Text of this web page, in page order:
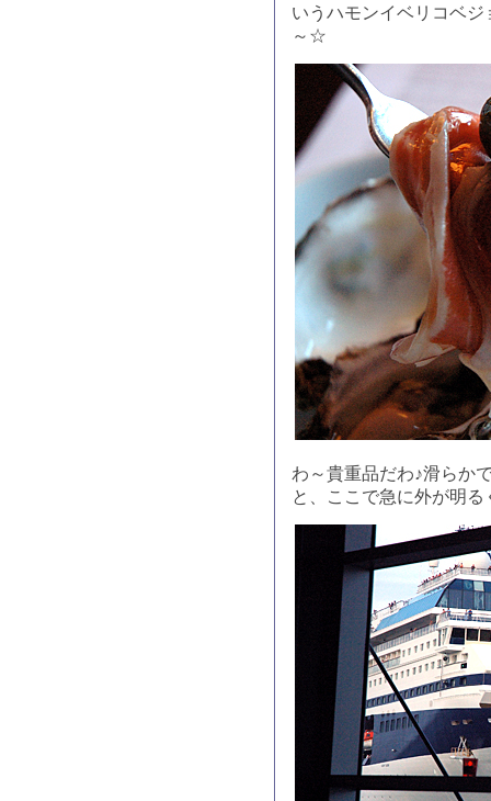
いうハモンイベリコベ
～☆
わ～貴重品だわ♪滑らか
と、ここで急に外が明